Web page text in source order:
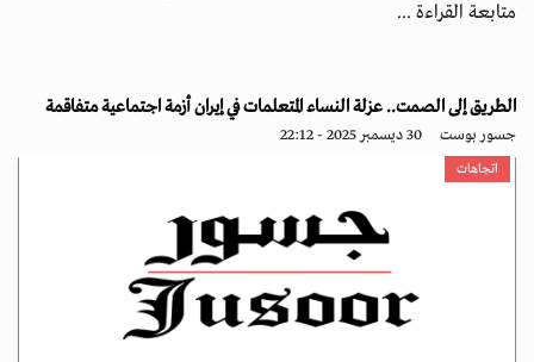
متابعة القراءة ...
الطريق إلى الصمت.. عزلة النساء المتعلمات في إيران أزمة اجتماعية متفاقمة
جسور بوست 30 ديسمبر 2025 - 22:12
اتجاهات